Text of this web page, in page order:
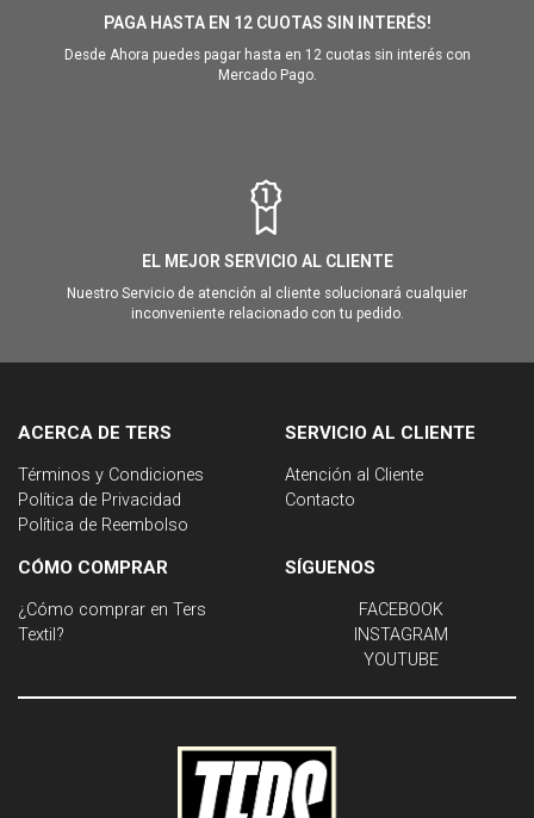
PAGA HASTA EN 12 CUOTAS SIN INTERÉS!
Desde Ahora puedes pagar hasta en 12 cuotas sin interés con
Mercado Pago.
EL MEJOR SERVICIO AL CLIENTE
Nuestro Servicio de atención al cliente solucionará cualquier
inconveniente relacionado con tu pedido.
ACERCA DE TERS
Términos y Condiciones
Política de Privacidad
Política de Reembolso
SERVICIO AL CLIENTE
Atención al Cliente
Contacto
CÓMO COMPRAR
¿Cómo comprar en Ters
Textil?
SÍGUENOS
FACEBOOK
INSTAGRAM
YOUTUBE